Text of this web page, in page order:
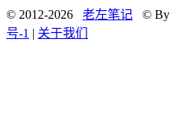
© 2012-2026 老左笔记 © By
号-1 | 关于我们